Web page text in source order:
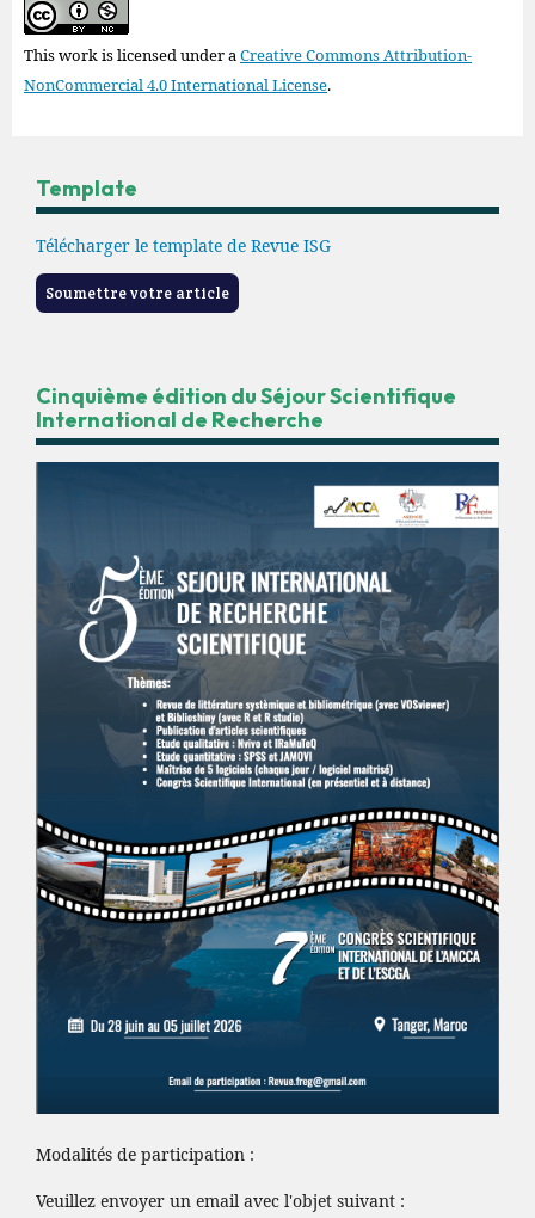
This work is licensed under aCreative Commons Attribution-
NonCommercial 4.0 International License.
Template
Télécharger le template de Revue ISG
Soumettre votre article
Cinquième édition du Séjour Scientifique
International de Recherche
Modalités de participation :
Veuillez envoyer un email avec l'objet suivant :